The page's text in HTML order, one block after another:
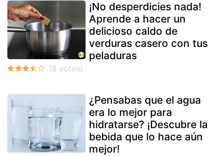
¡No desperdicies nada!
Aprende a hacer un
delicioso caldo de
verduras casero con tus
peladuras
¿Pensabas que el agua
era lo mejor para
hidratarse? ¡Descubre la
bebida que lo hace aún
mejor!